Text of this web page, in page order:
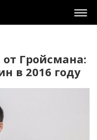
Гройсмана:
в 2016 году